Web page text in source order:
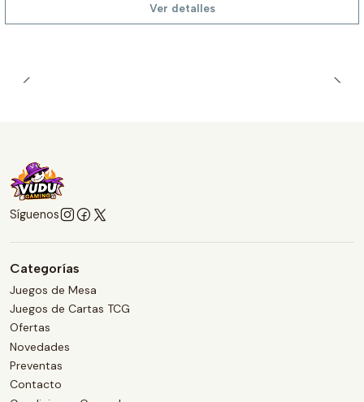
Ver detalles
Síguenos
Categorías
Juegos de Mesa
Juegos de Cartas TCG
Ofertas
Novedades
Preventas
Contacto